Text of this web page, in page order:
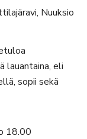
Nuuksio
lauantaina, eli
sopii sekä
18.00